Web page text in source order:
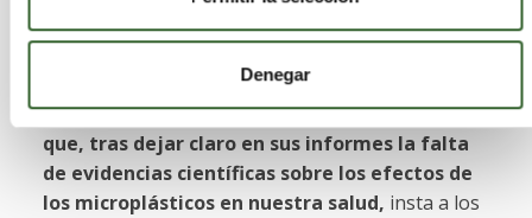
Denegar
presencia de estas partículas en el ciclo integral
en confirmar o desmentir estas afirmaciones.
Doctorado responde a la llamada de la OMS
que, tras dejar claro en sus informes la falta
de evidencias científicas sobre los efectos de
los microplásticos en nuestra salud, insta a los